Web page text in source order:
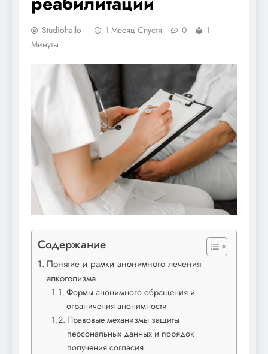
Studiohallo_ 1 Месяц Спустя 0
1
Минуты
Содержание
Понятие и рамки анонимного лечения
алкоголизма
Формы анонимного обращения и
ограничения анонимности
Правовые механизмы защиты
персональных данных и порядок
получения согласия